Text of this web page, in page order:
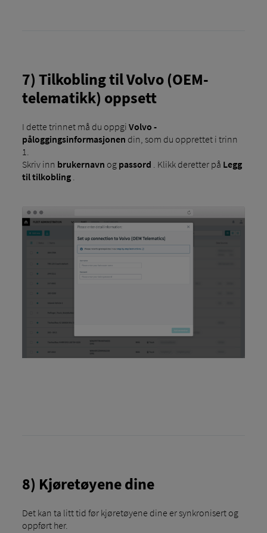
7) Tilkobling til Volvo (OEM-
telematikk) oppsett
I dette trinnet må du oppgi Volvo -
påloggingsinformasjonen din, som du opprettet i trinn
1.
Skriv inn brukernavn og passord . Klikk deretter på Legg
til tilkobling.
8) Kjøretøyene dine
Det kan ta litt tid før kjøretøyene dine er synkronisert og
oppført her.